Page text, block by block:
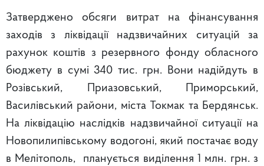
Затверджено обсяги витрат на фінансування
заходів з ліквідації надзвичайних ситуацій за
рахунок коштів з резервного фонду обласного
бюджету в сумі 340 тис. грн. Вони надійдуть в
Розівський, Приазовський, Приморський,
Василівський райони, міста Токмак та Бердянськ.
На ліквідацію наслідків надзвичайної ситуації на
Новопилипівському водогоні, який постачає воду
в Мелітополь, планується виділення 1 млн. грн. з